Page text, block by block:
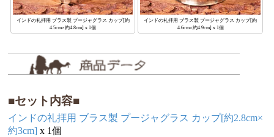
インドの礼拝用 ブラス製 プージャグラス カップ[約
4.5cm×約4.8cm] x 1個
インドの礼拝用 ブラス製 プージャグラス カップ[約
4.6cm×約4.9cm] x 1個
■セット内容■
インドの礼拝用 ブラス製 プージャグラス カップ[約2.8cm×
約3cm] x 1個